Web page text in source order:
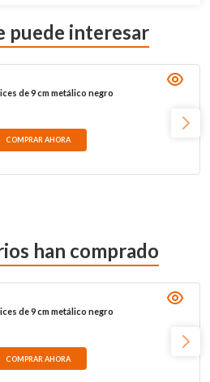
puede interesar
de 9 cm metálico negro
COMPRAR AHORA
han comprado
de 9 cm metálico negro
COMPRAR AHORA